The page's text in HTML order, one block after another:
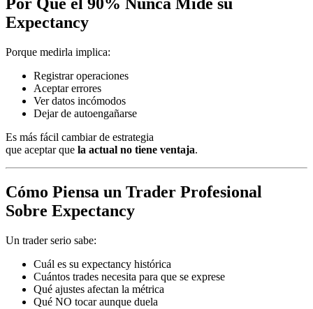
Por Qué el 90% Nunca Mide su
Expectancy
Porque medirla implica:
Registrar operaciones
Aceptar errores
Ver datos incómodos
Dejar de autoengañarse
Es más fácil cambiar de estrategia
que aceptar que la actual no tiene ventaja.
Cómo Piensa un Trader Profesional
Sobre Expectancy
Un trader serio sabe:
Cuál es su expectancy histórica
Cuántos trades necesita para que se exprese
Qué ajustes afectan la métrica
Qué NO tocar aunque duela